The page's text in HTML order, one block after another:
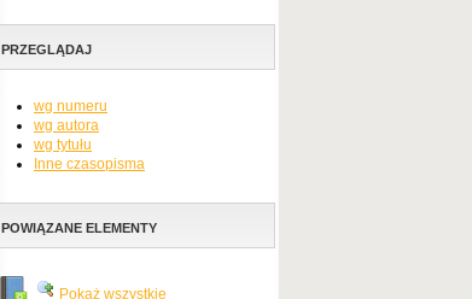
PRZEGLĄDAJ
wg numeru
wg autora
wg tytułu
Inne czasopisma
POWIĄZANE ELEMENTY
Pokaż wszystkie